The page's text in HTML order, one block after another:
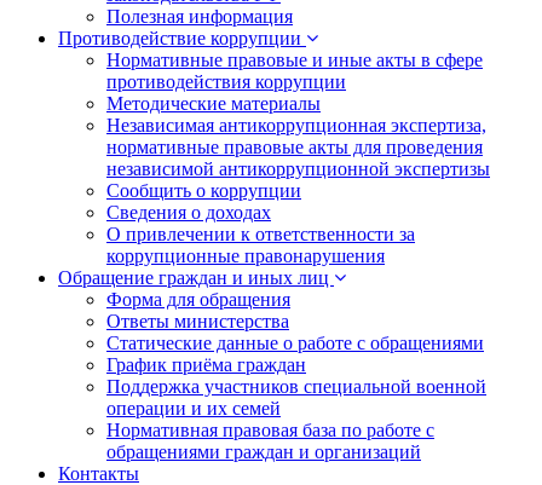
Полезная информация
Противодействие коррупции
Нормативные правовые и иные акты в сфере
противодействия коррупции
Методические материалы
Независимая антикоррупционная экспертиза,
нормативные правовые акты для проведения
независимой антикоррупционной экспертизы
Сообщить о коррупции
Сведения о доходах
О привлечении к ответственности за
коррупционные правонарушения
Обращение граждан и иных лиц
Форма для обращения
Ответы министерства
Статические данные о работе с обращениями
График приёма граждан
Поддержка участников специальной военной
операции и их семей
Нормативная правовая база по работе с
обращениями граждан и организаций
Контакты